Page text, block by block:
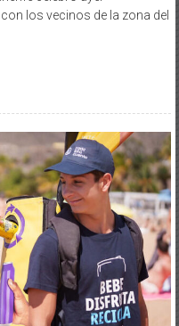
los vecinos de la zona del